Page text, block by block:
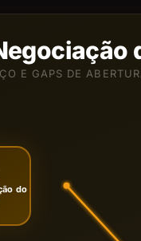
E GAPS DE
do